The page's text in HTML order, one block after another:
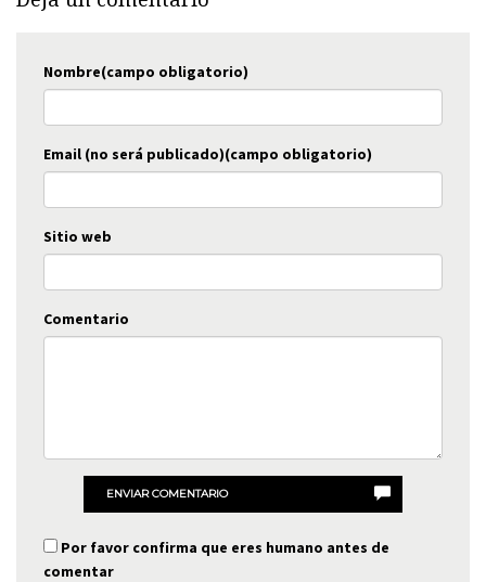
Nombre(campo obligatorio)
Email (no será publicado)(campo obligatorio)
Sitio web
Comentario
ENVIAR COMENTARIO
Por favor confirma que eres humano antes de
comentar